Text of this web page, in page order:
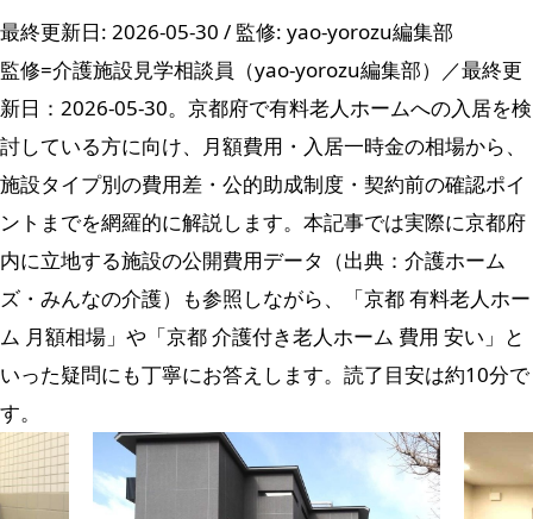
最終更新日: 2026-05-30 / 監修: yao-yorozu編集部
監修=介護施設見学相談員（yao-yorozu編集部）／最終更
新日：2026-05-30。京都府で有料老人ホームへの入居を検
討している方に向け、月額費用・入居一時金の相場から、
施設タイプ別の費用差・公的助成制度・契約前の確認ポイ
ントまでを網羅的に解説します。本記事では実際に京都府
内に立地する施設の公開費用データ（出典：介護ホーム
ズ・みんなの介護）も参照しながら、「京都 有料老人ホー
ム 月額相場」や「京都 介護付き老人ホーム 費用 安い」と
いった疑問にも丁寧にお答えします。読了目安は約10分で
す。